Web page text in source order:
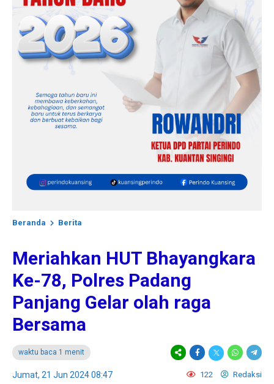
Beranda Berita
Meriahkan HUT Bhayangkara
Ke-78, Polres Padang
Panjang Gelar olah raga
Bersama
waktu baca 1 menit
Jumat, 21 Jun 2024 08:47 122 Redaksi